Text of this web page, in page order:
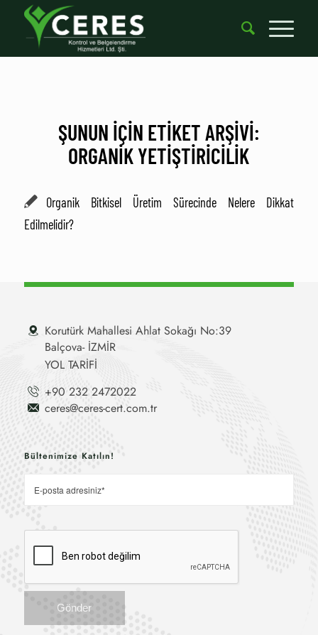
ŞUNUN IÇIN ETIKET ARŞIVI:
ORGANIK YETIŞTIRICILIK
Organik Bitkisel Üretim Sürecinde Nelere Dikkat
Edilmelidir?
Korutürk Mahallesi Ahlat Sokağı No:39
Balçova- İZMİR
YOL TARİFİ
+90 232 2472022
ceres@ceres-cert.com.tr
Bültenimize Katılın!